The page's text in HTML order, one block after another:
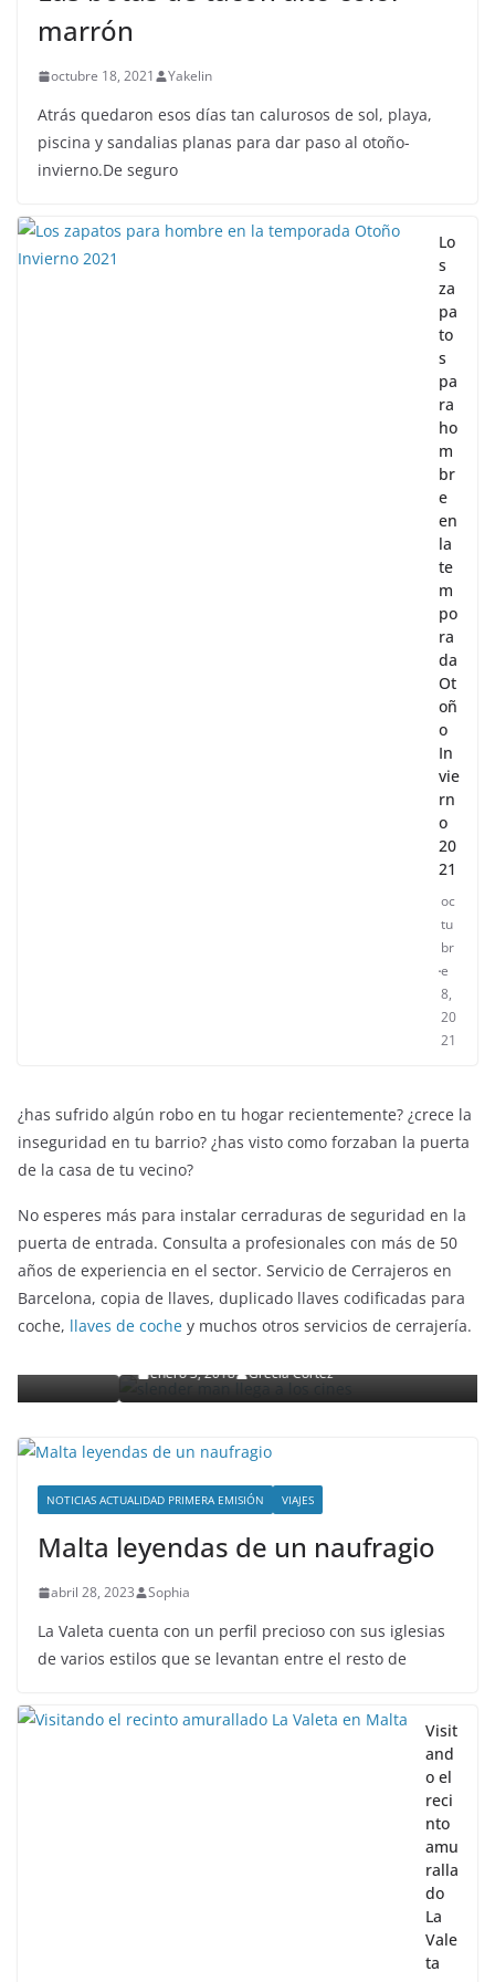
marrón
octubre 18, 2021 Yakelin
Atrás quedaron esos días tan calurosos de sol, playa,
piscina y sandalias planas para dar paso al otoño-
invierno.De seguro
Lo
s
za
pa
to
s
pa
ra
ho
m
br
e
en
la
te
m
po
ra
da
Ot
oñ
o
In
vie
rn
o
20
21
oc
tu
br
e
8,
20
21
¿has sufrido algún robo en tu hogar recientemente? ¿crece la
inseguridad en tu barrio? ¿has visto como forzaban la puerta
de la casa de tu vecino?
No esperes más para instalar cerraduras de seguridad en la
puerta de entrada. Consulta a profesionales con más de 50
años de experiencia en el sector. Servicio de Cerrajeros en
Barcelona, copia de llaves, duplicado llaves codificadas para
coche, llaves de coche y muchos otros servicios de cerrajería.
ENTRETENIMIENTO Y CURIOSIDADES LIBROS CINE Y TV
Slender Man llega al cine y te mostramos todos los
detalles
enero 3, 2018 Grecia Cortez
NOTICIAS ACTUALIDAD PRIMERA EMISIÓN VIAJES
Malta leyendas de un naufragio
abril 28, 2023 Sophia
La Valeta cuenta con un perfil precioso con sus iglesias
de varios estilos que se levantan entre el resto de
Visit
and
o el
reci
nto
amu
ralla
do
La
Vale
ta